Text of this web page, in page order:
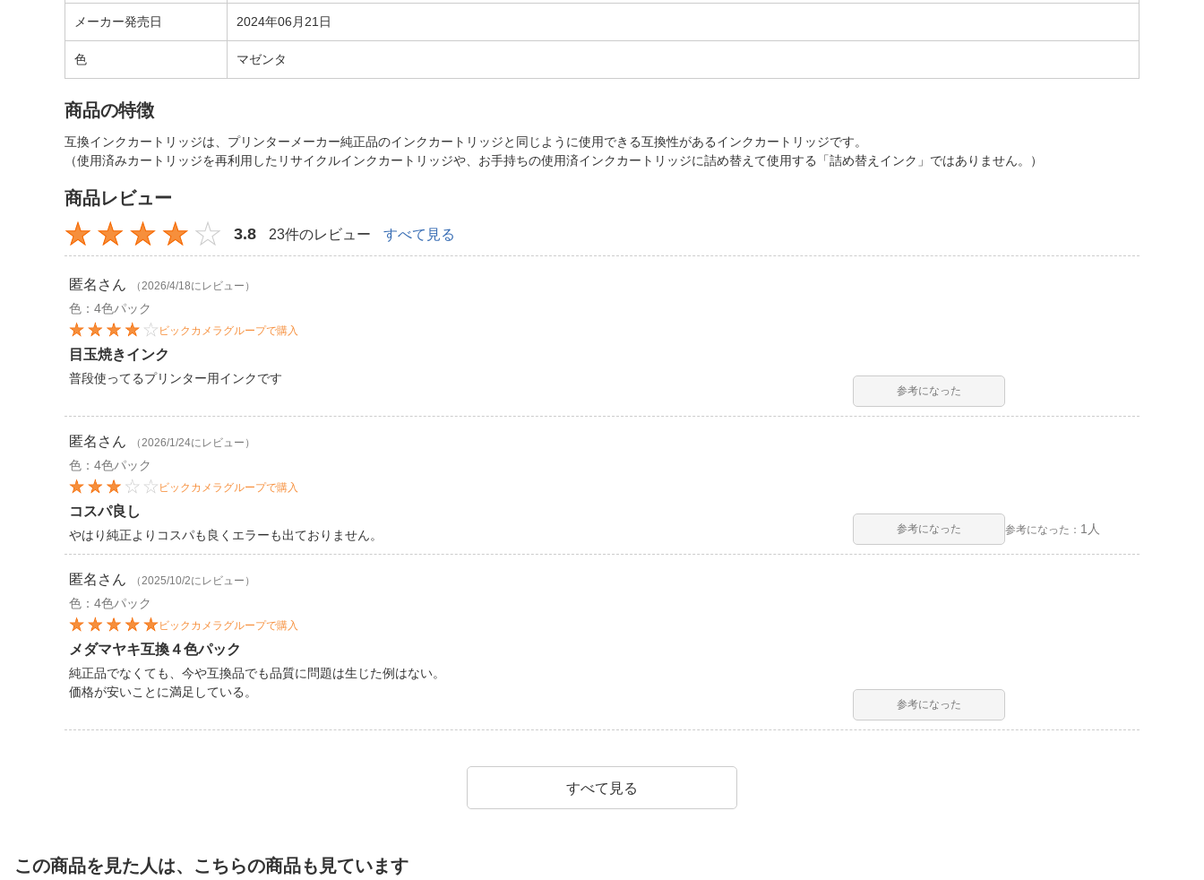
メーカー発売日 2024年06月21日
色 マゼンタ
商品の特徴
互換インクカートリッジは、プリンターメーカー純正品のインクカートリッジと同じように使用できる互換性があるインクカートリッジです。
（使用済みカートリッジを再利用したリサイクルインクカートリッジや、お手持ちの使用済インクカートリッジに詰め替えて使用する「詰め替えインク」ではありません。）
商品レビュー
3.8 23件のレビュー すべて見る
匿名 さん （2026/4/18にレビュー）
色：4色パック
ビックカメラグループで購入
目玉焼きインク
普段使ってるプリンター用インクです
参考になった
匿名 さん （2026/1/24にレビュー）
色：4色パック
ビックカメラグループで購入
コスパ良し
やはり純正よりコスパも良くエラーも出ておりません。 参考になった 参考になった： 1人
匿名 さん （2025/10/2にレビュー）
色：4色パック
ビックカメラグループで購入
メダマヤキ互換４色パック
純正品でなくても、今や互換品でも品質に問題は生じた例はない。
価格が安いことに満足している。
参考になった
すべて見る
この商品を見た人は、こちらの商品も見ています